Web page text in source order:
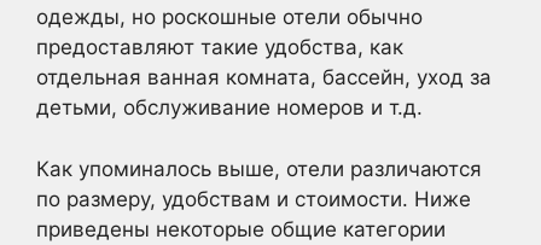
одежды, но роскошные отели обычно
предоставляют такие удобства, как
отдельная ванная комната, бассейн, уход за
детьми, обслуживание номеров и т.д.
Как упоминалось выше, отели различаются
по размеру, удобствам и стоимости. Ниже
приведены некоторые общие категории